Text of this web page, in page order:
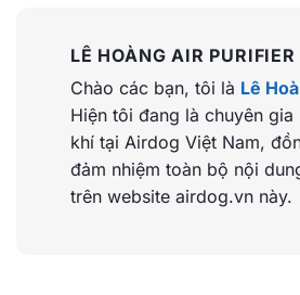
LÊ HOÀNG AIR PURIFIER
Chào các bạn, tôi là Lê
Hiện tôi đang là chuyên
khí tại Airdog Việt Nam,
đảm nhiệm toàn bộ nội
trên website airdog.vn này.